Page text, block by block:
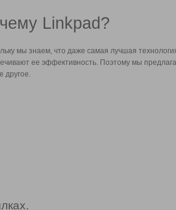
Linkpad?
мы знаем, что даже самая лучшая
ее эффективность. Поэтому мы
другое.